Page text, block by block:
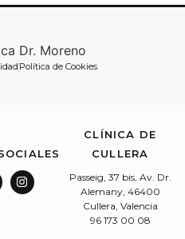
Política de Cookies
CLÍNICA DE
CULLERA
Passeig, 37 bis, Av. Dr.
Alemany, 46400
Cullera, Valencia
96 173 00 08